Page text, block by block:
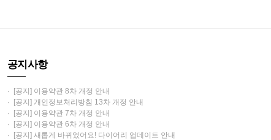
공지사항
· [공지] 이용약관 8차 개정 안내
· [공지] 개인정보처리방침 13차 개정 안내
· [공지] 이용약관 7차 개정 안내
· [공지] 이용약관 6차 개정 안내
· [공지] 새롭게 바뀌었어요! 다이어리 업데이트 안내